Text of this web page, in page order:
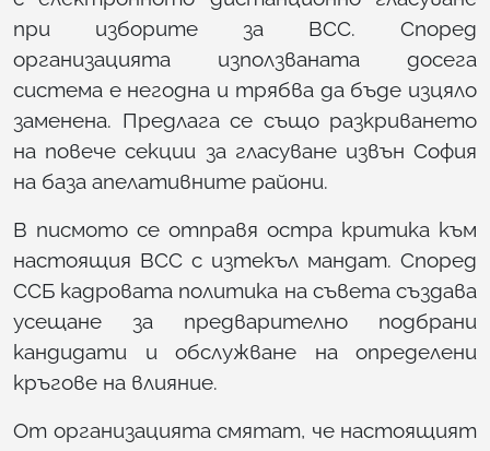
при изборите за ВСС. Според
организацията използваната досега
система е негодна и трябва да бъде изцяло
заменена. Предлага се също разкриването
на повече секции за гласуване извън София
на база апелативните райони.
В писмото се отправя остра критика към
настоящия ВСС с изтекъл мандат. Според
ССБ кадровата политика на съвета създава
усещане за предварително подбрани
кандидати и обслужване на определени
кръгове на влияние.
От организацията смятат, че настоящият